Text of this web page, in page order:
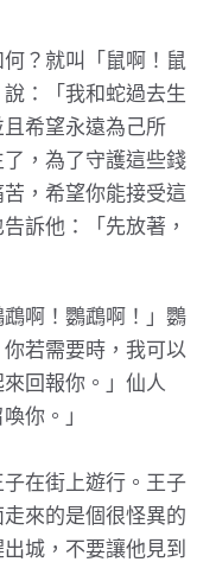
？就叫「鼠啊！鼠
：「我和蛇過去生
希望永遠為己所
，為了守護這些錢
，希望你能接受這
訴他：「先放著，
啊！鸚鵡啊！」鸚
若需要時，我可以
回報你。」仙人
你。」
在街上遊行。王子
來的是個很怪異的
城，不要讓他見到